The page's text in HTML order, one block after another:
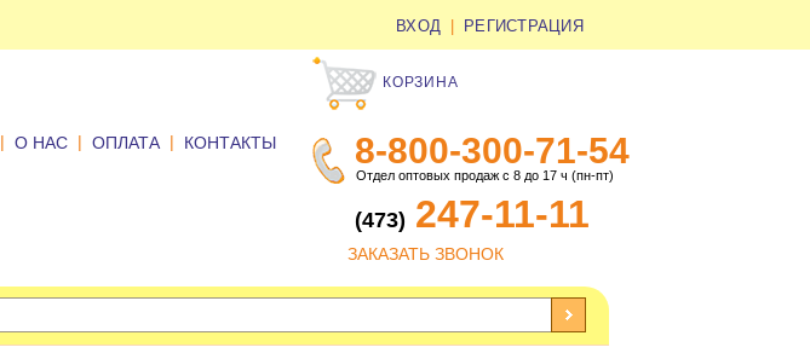
ВХОД РЕГИСТРАЦИЯ
КОРЗИНА
8-800-300-71-54
Отдел оптовых продаж с 8 до 17 ч (пн-пт)
(473) 247-11-11
ЗАКАЗАТЬ ЗВОНОК
| О НАС | ОПЛАТА | КОНТАКТЫ